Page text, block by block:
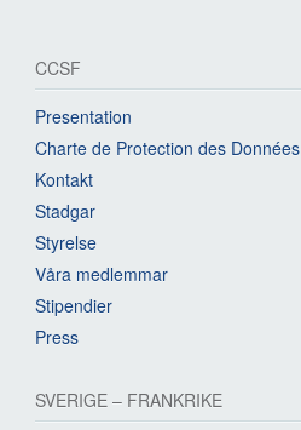
CCSF
Presentation
Charte de Protection des Données
Kontakt
Stadgar
Styrelse
Våra medlemmar
Stipendier
Press
SVERIGE – FRANKRIKE